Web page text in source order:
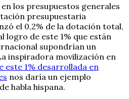
los presupuestos generales
presupuestaria
el 0,2% de la dotación total,
logro de este 1% que están
supondrían un
inspiradora movilización en
este 1% desarrollada en
nos daría un ejemplo
habla hispana.